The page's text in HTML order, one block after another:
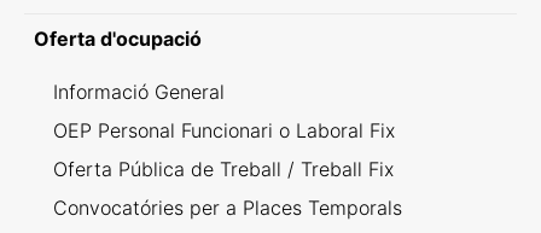
Oferta d'ocupació
Informació General
OEP Personal Funcionari o Laboral Fix
Oferta Pública de Treball / Treball Fix
Convocatóries per a Places Temporals